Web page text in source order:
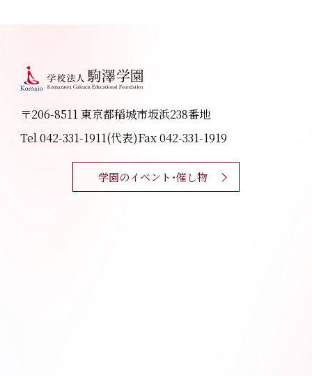
〒206-8511 東京都稲城市坂浜238番地
Tel 042-331-1911(代表)Fax 042-331-1919
学園のイベント・催し物